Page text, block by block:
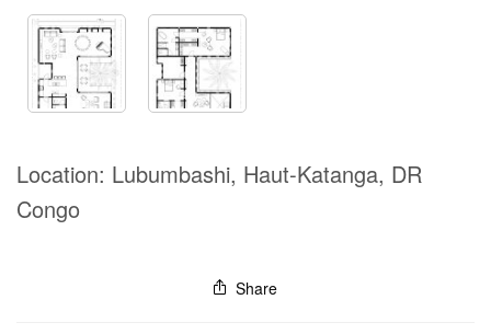
Location: Lubumbashi, Haut-Katanga, DR
Congo
Share